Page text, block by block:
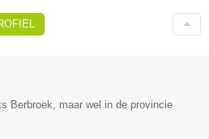
Berbroek, maar wel in de provincie